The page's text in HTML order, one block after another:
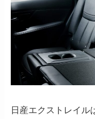
日産エクストレイル